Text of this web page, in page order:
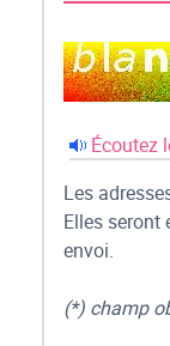
Écoutez
Les
Elles seront
envoi.
(*) champ